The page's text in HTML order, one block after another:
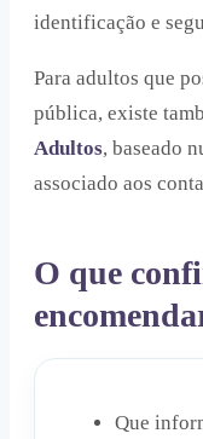
identificação e
Para adultos que
pública, existe
Adultos, baseado
associado aos
O que
Que